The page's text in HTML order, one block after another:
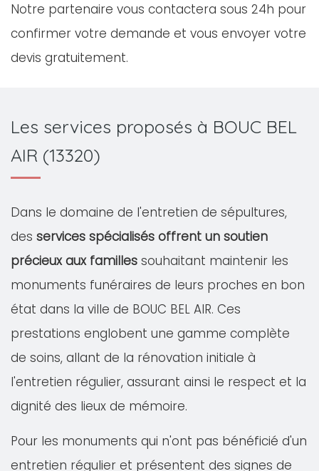
Notre partenaire vous contactera sous 24h pour
confirmer votre demande et vous envoyer votre
devis gratuitement.
Les services proposés à BOUC BEL
AIR (13320)
Dans le domaine de l'entretien de sépultures,
des services spécialisés offrent un soutien
précieux aux familles souhaitant maintenir les
monuments funéraires de leurs proches en bon
état dans la ville de BOUC BEL AIR. Ces
prestations englobent une gamme complète
de soins, allant de la rénovation initiale à
l'entretien régulier, assurant ainsi le respect et la
dignité des lieux de mémoire.
Pour les monuments qui n'ont pas bénéficié d'un
entretien régulier et présentent des signes de